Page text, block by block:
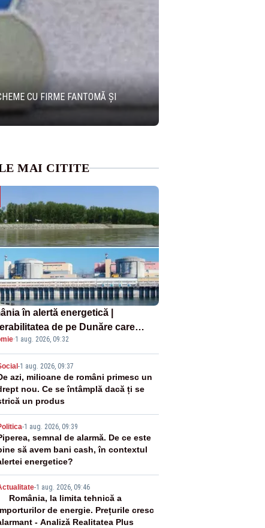
CU FIRME FANTOMĂ ȘI
MAI CITITE
în alertă energetică |
de pe Dunăre care
în pericol Centrala Cernavodă era
de pe vremea lui Ceaușescu
·1 aug. 2026, 09:32
-1 aug. 2026, 09:37
azi, milioane de români primesc un
nou. Ce se întâmplă dacă ți se
un produs
-1 aug. 2026, 09:39
semnal de alarmă. De ce este
să avem bani cash, în contextul
energetice?
-1 aug. 2026, 09:46
România, la limita tehnică a
de energie. Prețurile cresc
- Analiză Realitatea Plus